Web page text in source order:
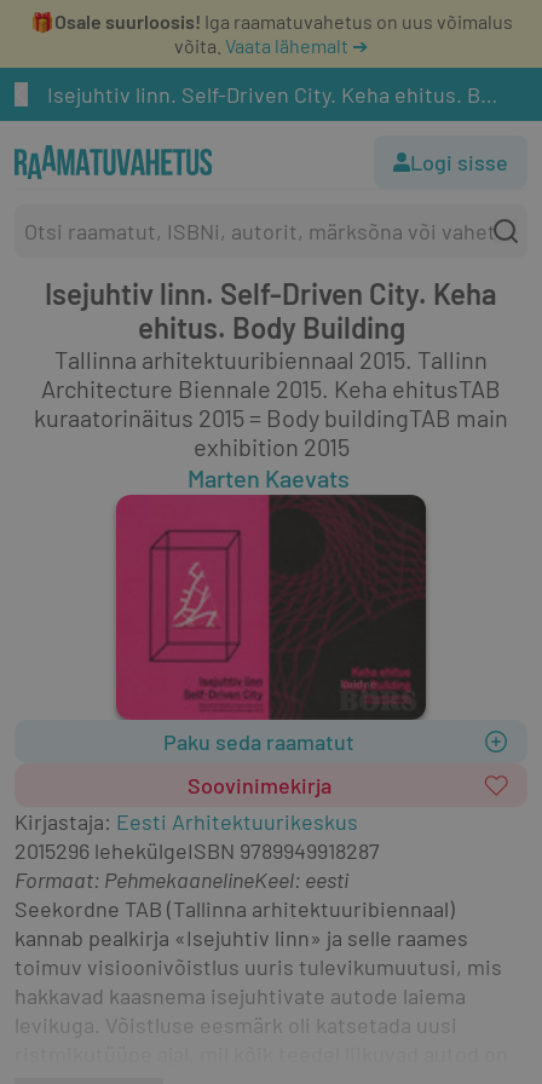
🎁Osale suurloosis! Iga raamatuvahetus on uus võimalus
võita. Vaata lähemalt ➔
Isejuhtiv linn. Self-Driven City. Keha ehitus. Body Building
Logi sisse
Isejuhtiv linn. Self-Driven City. Keha
ehitus. Body Building
Tallinna arhitektuuribiennaal 2015. Tallinn
Architecture Biennale 2015. Keha ehitusTAB
kuraatorinäitus 2015 = Body buildingTAB main
exhibition 2015
Marten Kaevats
Paku seda raamatut
Soovinimekirja
Kirjastaja: Eesti Arhitektuurikeskus
2015296 lehekülgeISBN 9789949918287
Formaat: PehmekaanelineKeel: eesti
Seekordne TAB (Tallinna arhitektuuribiennaal)
kannab pealkirja «Isejuhtiv linn» ja selle raames
toimuv visioonivõistlus uuris tulevikumuutusi, mis
hakkavad kaasnema isejuhtivate autode laiema
levikuga. Võistluse eesmärk oli katsetada uusi